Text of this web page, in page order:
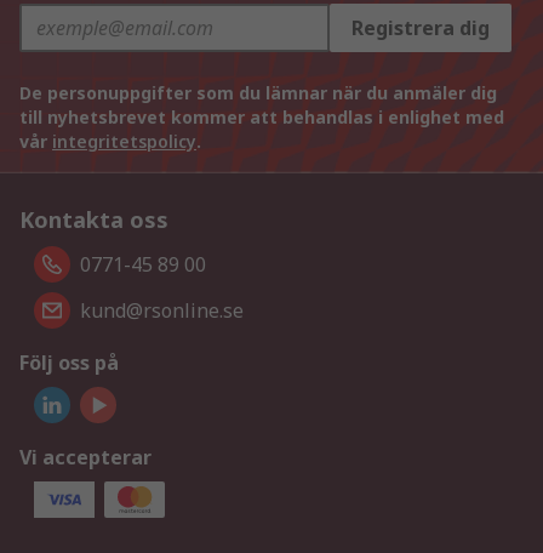
Registrera dig
De personuppgifter som du lämnar när du anmäler dig
till nyhetsbrevet kommer att behandlas i enlighet med
vår integritetspolicy.
Kontakta oss
0771-45 89 00
kund@rsonline.se
Följ oss på
Vi accepterar